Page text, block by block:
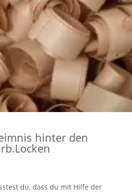
hinter den
du, dass du mit Hilfe der